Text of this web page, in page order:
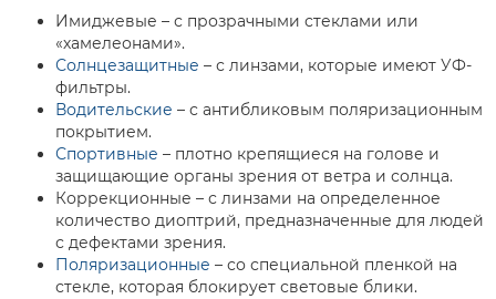
Имиджевые – с прозрачными стеклами или
«хамелеонами».
Солнцезащитные – с линзами, которые имеют УФ-
фильтры.
Водительские – с антибликовым поляризационным
покрытием.
Спортивные – плотно крепящиеся на голове и
защищающие органы зрения от ветра и солнца.
Коррекционные – с линзами на определенное
количество диоптрий, предназначенные для людей
с дефектами зрения.
Поляризационные – со специальной пленкой на
стекле, которая блокирует световые блики.